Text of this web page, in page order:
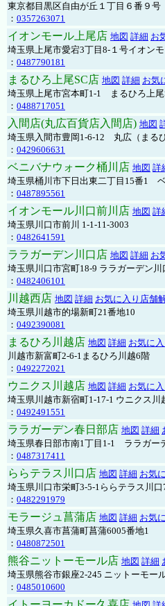
東京都目黒区自由が丘１丁目６番９号
： 0357263071
イオンモール上尾店 地図 詳細 お
埼玉県上尾市愛宕3丁目8-１号イオン
： 0487790181
まるひろ上尾SC店 地図 詳細 お気
埼玉県上尾市宮本町1-1 まるひろ上尾
： 0488717051
入間店(丸広百貨店入間店) 地図
埼玉県入間市豊岡1-6-12 丸広（まる
： 0429606631
ベニバナウォーク桶川店 地図 詳
埼玉県桶川市下日出東二丁目15番1
： 0487895561
イオンモール川口前川店 地図 詳
埼玉県川口市前川 1-1-11-3003
： 0482641591
ララガーデン川口店 地図 詳細 お
埼玉県川口市宮町18-9 ララガーデン川
： 0482406101
川越西店 地図 詳細 お気に入り店舗
埼玉県川越市的場新町21番地10
： 0492390081
まるひろ川越店 地図 詳細 お気に
川越市新富町2-6-1まるひろ川越6階
： 0492272021
ウニクス川越店 地図 詳細 お気に
埼玉県川越市新宿町1-17-1 ウニクス川
： 0492491551
ララガーデン春日部店 地図 詳細
埼玉県春日部市南1丁目1-1 ララガー
： 0487317411
ららテラス川口店 地図 詳細 お気
埼玉県川口市栄町3-5-1ららテラス川口
： 0482291979
モラージュ菖蒲店 地図 詳細 お気
埼玉県久喜市菖蒲町菖蒲6005番地1
： 0480872501
熊谷ニットーモール店 地図 詳細
埼玉県熊谷市銀座2-245 ニットーモー
： 0485010600